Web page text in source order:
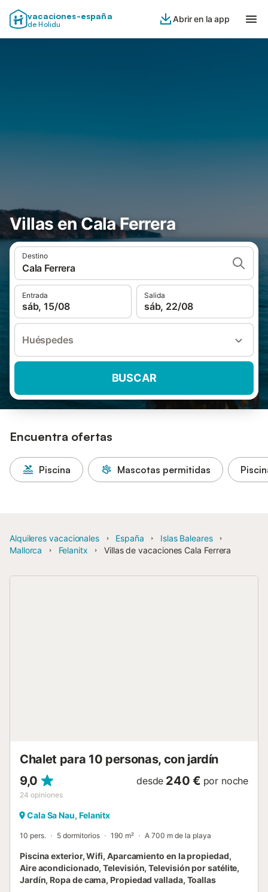
vacaciones-españa
de Holidu
Abrir en la app
Villas en Cala Ferrera
Destino
Cala Ferrera
Entrada
sáb, 15/08
Salida
sáb, 22/08
Huéspedes
BUSCAR
Encuentra ofertas
Piscina Mascotas permitidas
Alquileres vacacionales España
Islas Baleares
Mallorca
Felanitx Villas de vacaciones Cala Ferrera
Chalet para 10 personas, con jardín
9,0
24 opiniones
desde 240 € por noche
Cala Sa Nau, Felanitx
10 pers. 5 dormitorios 190 m² A 700 m de la playa
Piscina exterior, Wifi, Aparcamiento en la propiedad,
Aire acondicionado, Televisión, Televisión por satélite,
Jardín, Ropa de cama, Propiedad vallada, Toallas